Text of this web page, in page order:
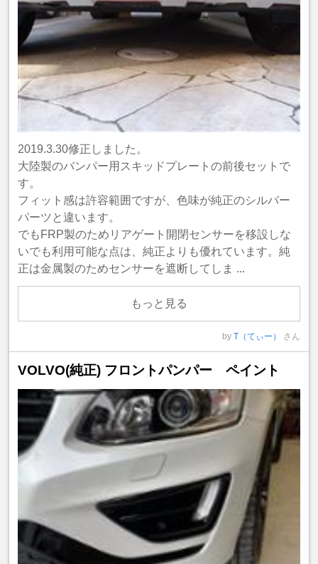
2019.3.30修正しました。
大陸製のバンパー用スキッドプレートの前後セットで
す。
フィット感は許容範囲ですが、色味が純正のシルバー
パーツと違います。
でもFRP製のためリアゲート開閉センサーを移設しな
いでも利用可能な点は、純正よりも優れています。純
正は金属製のためセンサーを遮断してしま ...
もっと見る
by T（てぃー） さん
VOLVO(純正) フロントパンパー ペイント